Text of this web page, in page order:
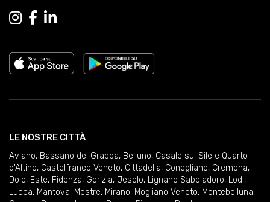
LE NOSTRE CITTÀ
Aviano, Bassano del Grappa, Belluno, Casale sul Sile e Quarto
d'Altino, Castelfranco Veneto, Cittadella, Conegliano, Cremona,
Dolo, Este, Fidenza, Gorizia, Jesolo, Lignano Sabbiadoro, Lodi,
Lucca, Mantova, Mestre, Mirano, Mogliano Veneto, Montebelluna,